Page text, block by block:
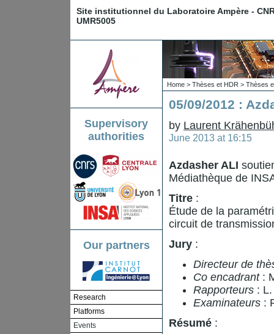
Site institutionnel du Laboratoire Ampère -
UMR5005
Supervisory
authorities
Our partners
Research
Platforms
Events
Home > Thèses et HDR > Thèses
05/09/2012 :
by Laurent
June 2013 at 16:15
Azdasher ALI
Médiathèque de
Titre :
Étude de la
circuit de
Jury :
Directeur de
Co encadrant:
Rapporteurs :
Examinateurs :
Résumé :